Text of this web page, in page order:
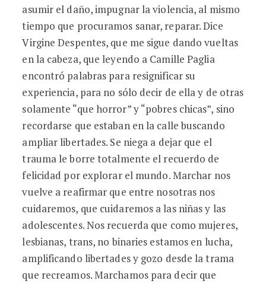
asumir el daño, impugnar la violencia, al mismo
tiempo que procuramos sanar, reparar. Dice
Virgine Despentes, que me sigue dando vueltas
en la cabeza, que leyendo a Camille Paglia
encontró palabras para resignificar su
experiencia, para no sólo decir de ella y de otras
solamente “que horror” y “pobres chicas”, sino
recordarse que estaban en la calle buscando
ampliar libertades. Se niega a dejar que el
trauma le borre totalmente el recuerdo de
felicidad por explorar el mundo. Marchar nos
vuelve a reafirmar que entre nosotras nos
cuidaremos, que cuidaremos a las niñas y las
adolescentes. Nos recuerda que como mujeres,
lesbianas, trans, no binaries estamos en lucha,
amplificando libertades y gozo desde la trama
que recreamos. Marchamos para decir que